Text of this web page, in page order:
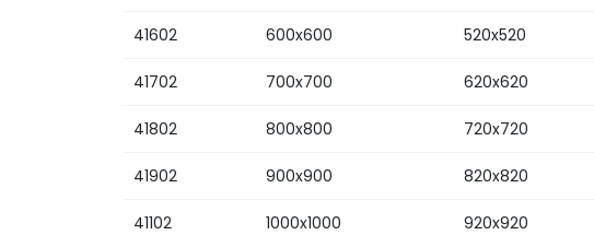
41602 600x600 520x520
41702 700x700 620x620
41802 800x800 720x720
41902 900x900 820x820
41102 1000x1000 920x920